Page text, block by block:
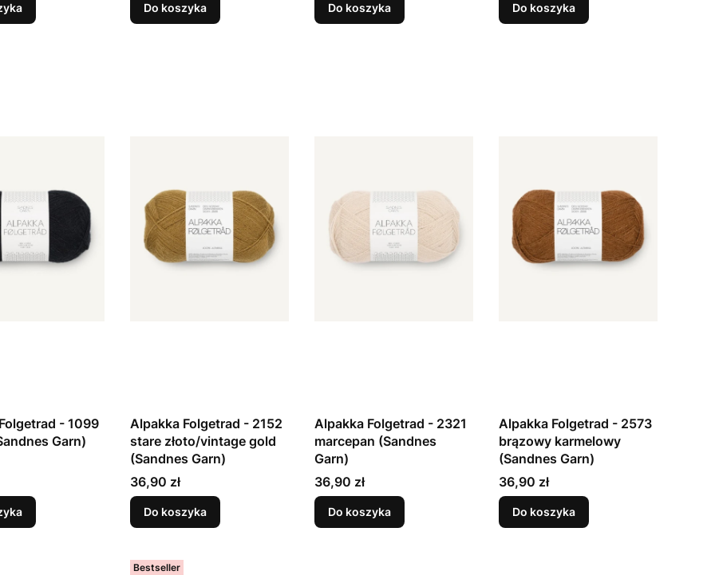
Do koszyka Do koszyka Do koszyka
- 1099
Garn)
Alpakka Folgetrad - 2152
stare złoto/vintage gold
(Sandnes Garn)
Cena
36,90 zł
Do koszyka
Alpakka Folgetrad - 2321
marcepan (Sandnes
Garn)
Cena
36,90 zł
Do koszyka
Alpakka Folgetrad - 2573
brązowy karmelowy
(Sandnes Garn)
Cena
36,90 zł
Do koszyka
Bestseller